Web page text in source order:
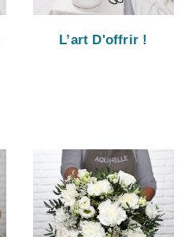
L’art D'offrir !